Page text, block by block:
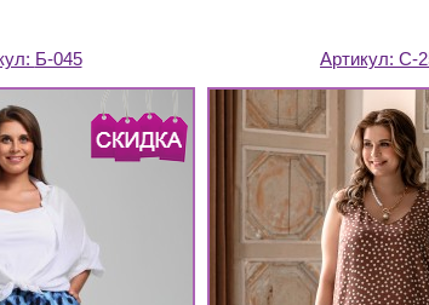
Б-045 Артикул: С-